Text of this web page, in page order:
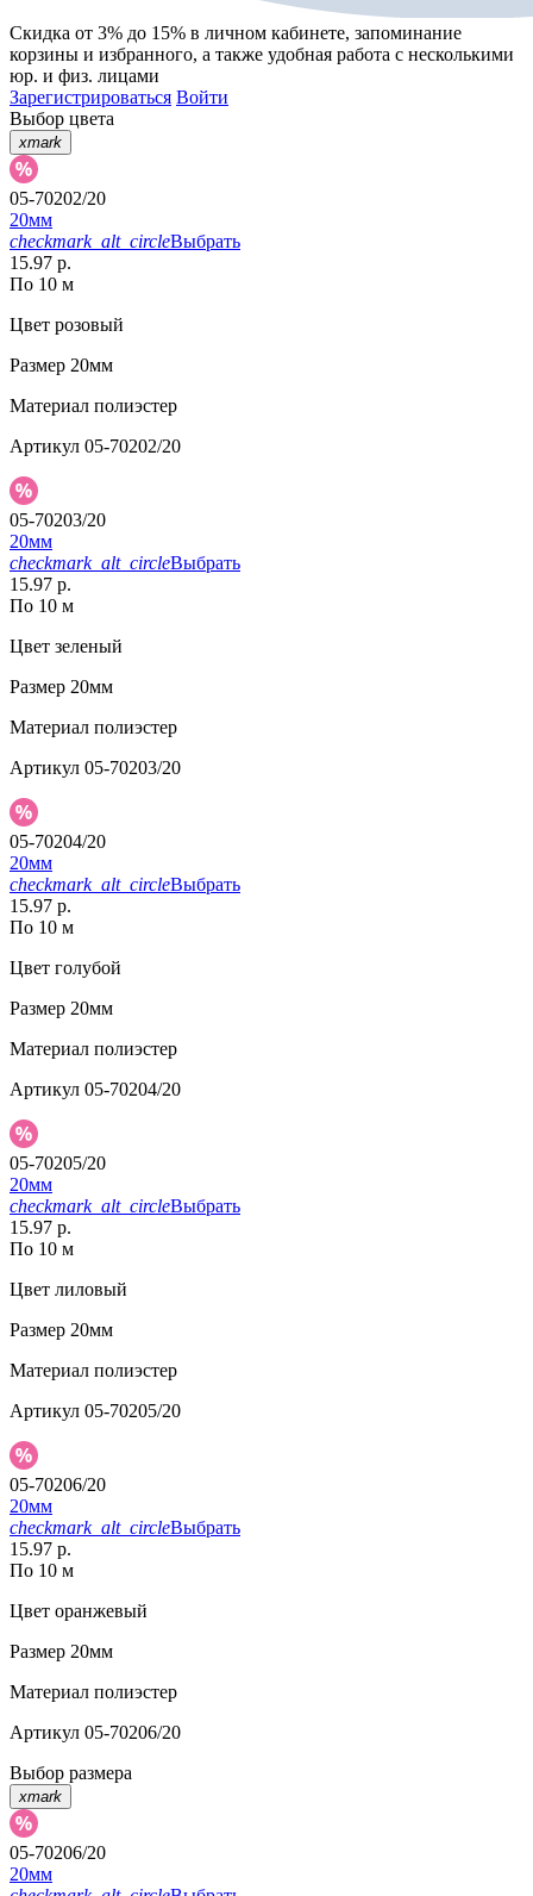
Скидка от 3% до 15% в личном кабинете, запоминание
корзины и избранного, а также удобная работа с несколькими
юр. и физ. лицами
Зарегистрироваться Войти
Выбор цвета
xmark
05-70202/20
20мм
checkmark_alt_circleВыбрать
15.97 р.
По 10 м
Цвет розовый
Размер 20мм
Материал полиэстер
Артикул 05-70202/20
05-70203/20
20мм
checkmark_alt_circleВыбрать
15.97 р.
По 10 м
Цвет зеленый
Размер 20мм
Материал полиэстер
Артикул 05-70203/20
05-70204/20
20мм
checkmark_alt_circleВыбрать
15.97 р.
По 10 м
Цвет голубой
Размер 20мм
Материал полиэстер
Артикул 05-70204/20
05-70205/20
20мм
checkmark_alt_circleВыбрать
15.97 р.
По 10 м
Цвет лиловый
Размер 20мм
Материал полиэстер
Артикул 05-70205/20
05-70206/20
20мм
checkmark_alt_circleВыбрать
15.97 р.
По 10 м
Цвет оранжевый
Размер 20мм
Материал полиэстер
Артикул 05-70206/20
Выбор размера
xmark
05-70206/20
20мм